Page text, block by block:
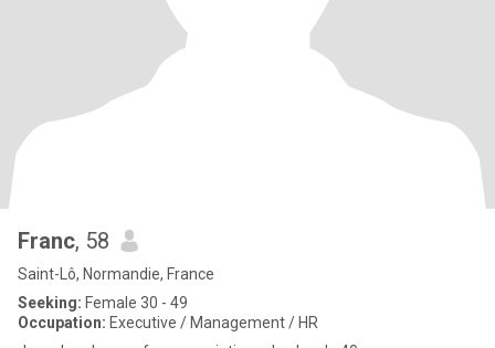
Franc, 58
Saint-Lô, Normandie, France
Seeking: Female 30 - 49
Occupation: Executive / Management / HR